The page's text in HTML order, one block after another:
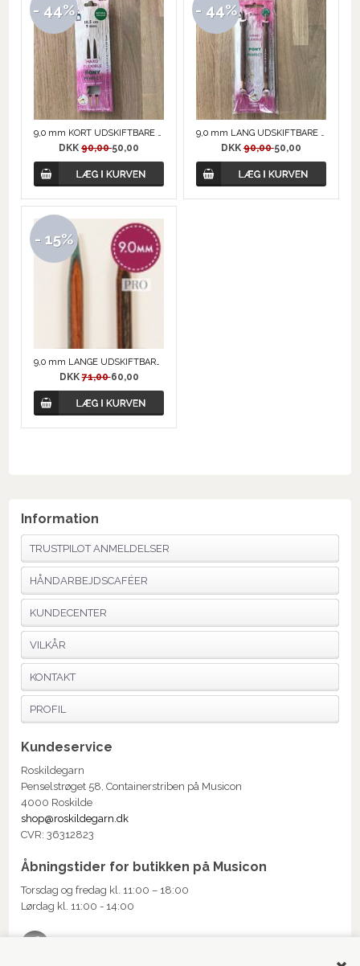
- 44%
9,0 mm KORT UDSKIFTBARE RUNDPIND, PERFECT fra PONY
DKK90,0050,00
- 44%
9,0 mm LANG UDSKIFTBARE RUNDPIND, PERFECT fra PONY
DKK90,0050,00
- 15%
DKK71,0060,00
Information
TRUSTPILOT ANMELDELSER
HÅNDARBEJDSCAFÉER
KUNDECENTER
VILKÅR
KONTAKT
PROFIL
Kundeservice
Roskildegarn
Penselstrøget 58, Containerstriben på Musicon
4000 Roskilde
shop@roskildegarn.dk
CVR: 36312823
Åbningstider for butikken på Musicon
Torsdag og fredag kl. 11:00 – 18:00
Lørdag kl. 11:00 - 14:00